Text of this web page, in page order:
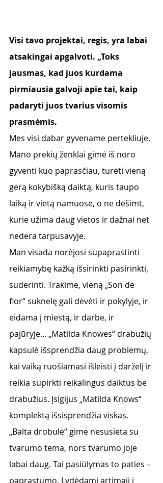
Visi tavo projektai, regis, yra labai
atsakingai apgalvoti. „Toks
jausmas, kad juos kurdama
pirmiausia galvoji apie tai, kaip
padaryti juos tvarius visomis
prasmėmis.
Mes visi dabar gyvename pertekliuje.
Mano prekių ženklai gimė iš noro
gyventi kuo paprasčiau, turėti vieną
gerą kokybišką daiktą, kuris taupo
laiką ir vietą namuose, o ne dešimt,
kurie užima daug vietos ir dažnai net
nedera tarpusavyje.
Man visada norėjosi supaprastinti
reikiamybę kažką išsirinkti pasirinkti,
suderinti. Trakime, vieną „Son de
flor“ suknelę gali dėvėti ir pokylyje, ir
eidama į miestą, ir darbe, ir
pajūryje... „Matilda Knowes“ drabužių
kapsulė išsprendžia daug problemų,
kai vaiką ruošiamasi išleisti į darželį ir
reikia supirkti reikalingus daiktus be
drabužius. Įsigijus „Matilda Knows“
komplektą išsisprendžia viskas.
„Balta drobulė“ gimė nesusieta su
tvarumo tema, nors tvarumo joje
labai daug. Tai pasiūlymas to paties –
paprastumo. Lydėdami artimąjį į